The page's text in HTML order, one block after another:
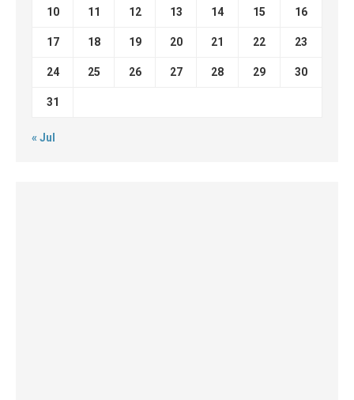
10 11 12 13 14 15 16
17 18 19 20 21 22 23
24 25 26 27 28 29 30
31
« Jul